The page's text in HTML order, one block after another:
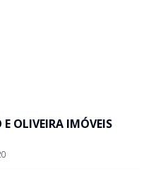
OLIVEIRA IMÓVEIS